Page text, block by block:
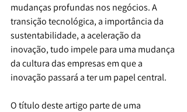
mudanças profundas nos negócios. A
transição tecnológica, a importância da
sustentabilidade, a aceleração da
inovação, tudo impele para uma mudança
da cultura das empresas em que a
inovação passará a ter um papel central.
O título deste artigo parte de uma